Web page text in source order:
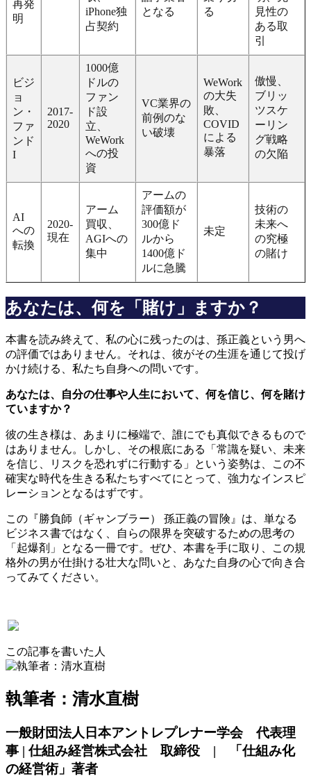
再発
明
iPhone独
占契約
となる
る
見性の
ある取
引
ビジ
ョ
ン・
ファ
ンド
I
2017-
2020
1000億
ドルの
ファン
ド設
立、
WeWork
への投
資
VC業界の
前例のな
い破壊
WeWork
の大失
敗、
COVID
による
暴落
傲慢、
ブリッ
ツスケ
ーリン
グ戦略
の欠陥
AI
への
転換
2020-
現在
アーム
買収、
AGIへの
集中
アームの
評価額が
300億ド
ルから
1400億ド
ルに急騰
未定
技術の
未来へ
の究極
の賭け
あなたは、何を「賭け」ますか？
本書を読み終えて、私の心に残ったのは、孫正義という男へ
の評価ではありません。それは、彼がその生涯を通じて投げ
かけ続ける、私たち自身への問いです。
あなたは、自分の仕事や人生において、何を信じ、何を賭け
ていますか？
彼の生き様は、あまりに極端で、誰にでも真似できるもので
はありません。しかし、その根底にある「常識を疑い、未来
を信じ、リスクを恐れずに行動する」という姿勢は、この不
確実な時代を生きる私たちすべてにとって、強力なインスピ
レーションとなるはずです。
この『勝負師（ギャンブラー） 孫正義の冒険』は、単なる
ビジネス書ではなく、自らの限界を突破するための思考の
「起爆剤」となる一冊です。ぜひ、本書を手に取り、この規
格外の男が仕掛ける壮大な問いと、あなた自身の心で向き合
ってみてください。
この記事を書いた人
執筆者：清水直樹
一般財団法人日本アントレプレナー学会 代表理
事 | 仕組み経営株式会社 取締役 | 「仕組み化
の経営術」著者